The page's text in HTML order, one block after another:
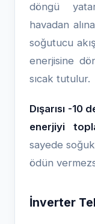
döngü
havadan
soğutucu
enerjisine
sıcak tutulur.
Dışarısı -10
enerjiyi
sayede
ödün
İnverter